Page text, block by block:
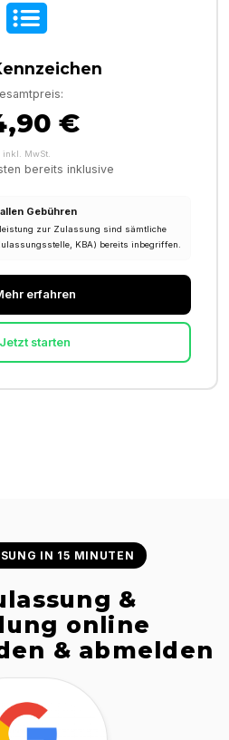
€
inkl. MwSt.
bereits inklusive
Gebühren
zur Zulassung sind sämtliche
KBA) bereits inbegriffen.
erfahren
Jetzt starten
IN 15 MINUTEN
&
online
& abmelden